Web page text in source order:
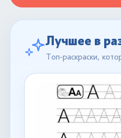
Лучшее в
Топ-раскраски,